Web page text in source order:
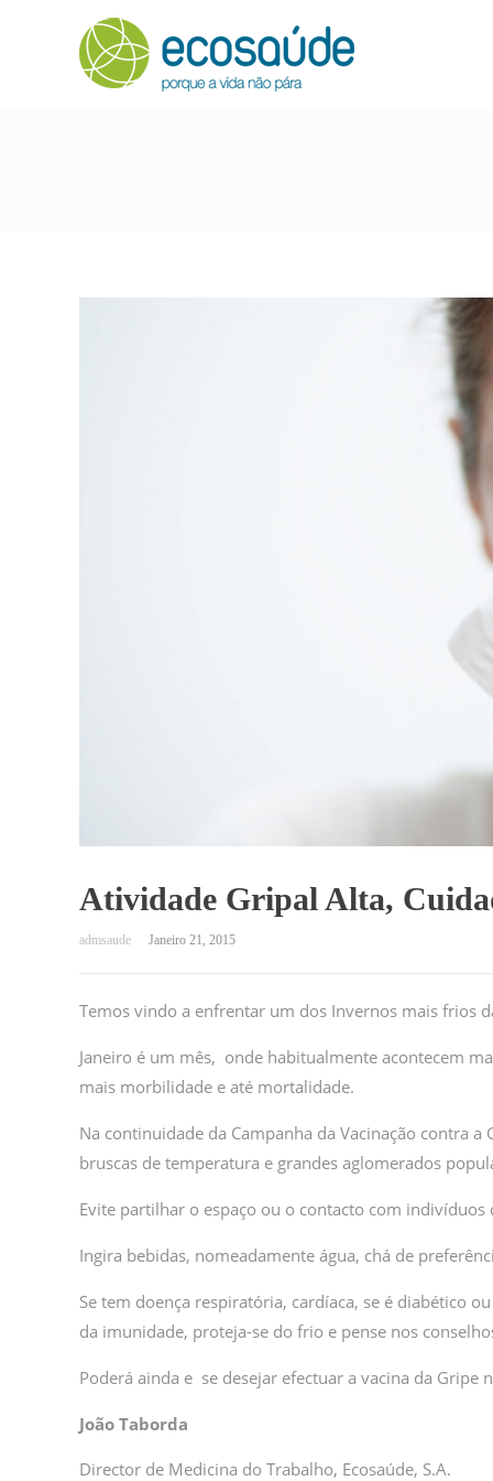
Atividade Gripal Alta,
Janeiro 21, 2015
Temos vindo a enfrentar um dos Invernos mais frios
Janeiro é um mês, onde habitualmente acontecem
mais morbilidade e até mortalidade.
Na continuidade da Campanha da Vacinação contra
bruscas de temperatura e grandes aglomerados
Evite partilhar o espaço ou o contacto com
Ingira bebidas, nomeadamente água, chá de
Se tem doença respiratória, cardíaca, se é diabético
da imunidade, proteja-se do frio e pense nos
Poderá ainda e se desejar efectuar a vacina da Gripe
João Taborda
Director de Medicina do Trabalho, Ecosaúde, S.A.